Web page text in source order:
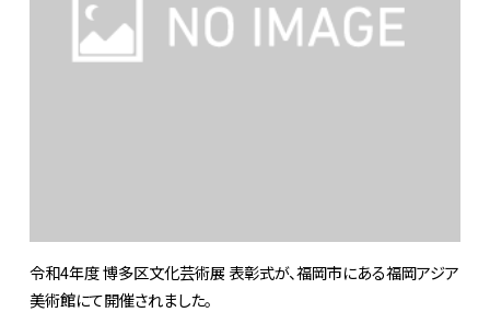
令和4年度 博多区文化芸術展 表彰式が、福岡市にある福岡アジア
美術館にて開催されました。